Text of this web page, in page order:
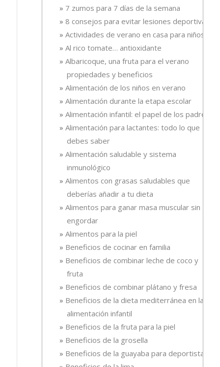
7 zumos para 7 días de la semana
8 consejos para evitar lesiones deportivas
Actividades de verano en casa para niños
Al rico tomate… antioxidante
Albaricoque, una fruta para el verano
propiedades y beneficios
Alimentación de los niños en verano
Alimentación durante la etapa escolar
Alimentación infantil: el papel de los padres
Alimentación para lactantes: todo lo que
debes saber
Alimentación saludable y sistema
inmunológico
Alimentos con grasas saludables que
deberías añadir a tu dieta
Alimentos para ganar masa muscular sin
engordar
Alimentos para la piel
Beneficios de cocinar en familia
Beneficios de combinar leche de coco y
fruta
Beneficios de combinar plátano y fresa
Beneficios de la dieta mediterránea en la
alimentación infantil
Beneficios de la fruta para la piel
Beneficios de la grosella
Beneficios de la guayaba para deportistas